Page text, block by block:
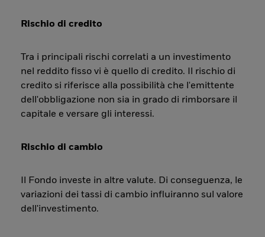
Rischio di credito
Tra i principali rischi correlati a un investimento
nel reddito fisso vi è quello di credito. Il rischio di
credito si riferisce alla possibilità che l'emittente
dell'obbligazione non sia in grado di rimborsare il
capitale e versare gli interessi.
Rischio di cambio
Il Fondo investe in altre valute. Di conseguenza, le
variazioni dei tassi di cambio influiranno sul valore
dell'investimento.